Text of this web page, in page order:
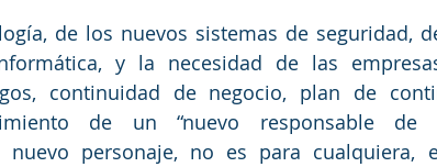
y la necesidad de las
continuidad de negocio, plan de
de un “nuevo responsable de
nuevo personaje, no es para cualquiera,